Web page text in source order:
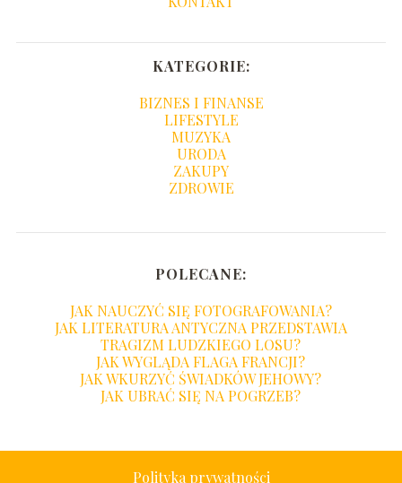
KATEGORIE:
BIZNES I FINANSE
LIFESTYLE
MUZYKA
URODA
ZAKUPY
ZDROWIE
POLECANE:
JAK NAUCZYĆ SIĘ FOTOGRAFOWANIA?
JAK LITERATURA ANTYCZNA PRZEDSTAWIA
TRAGIZM LUDZKIEGO LOSU?
JAK WYGLĄDA FLAGA FRANCJI?
JAK WKURZYĆ ŚWIADKÓW JEHOWY?
JAK UBRAĆ SIĘ NA POGRZEB?
Polityka prywatności